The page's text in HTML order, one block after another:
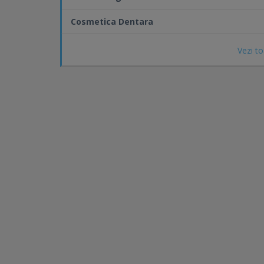
Vezi
Cosmetica Dentara